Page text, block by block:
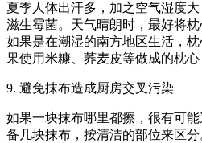
夏季人体出汗多，加之空气湿度
滋生霉菌。天气晴朗时，最好将枕
如果是在潮湿的南方地区生活，
果使用米糠、荞麦皮等做成的枕心
9. 避免抹布造成厨房交叉污染
如果一块抹布哪里都擦，很有可
备几块抹布，按清洁的部位来区